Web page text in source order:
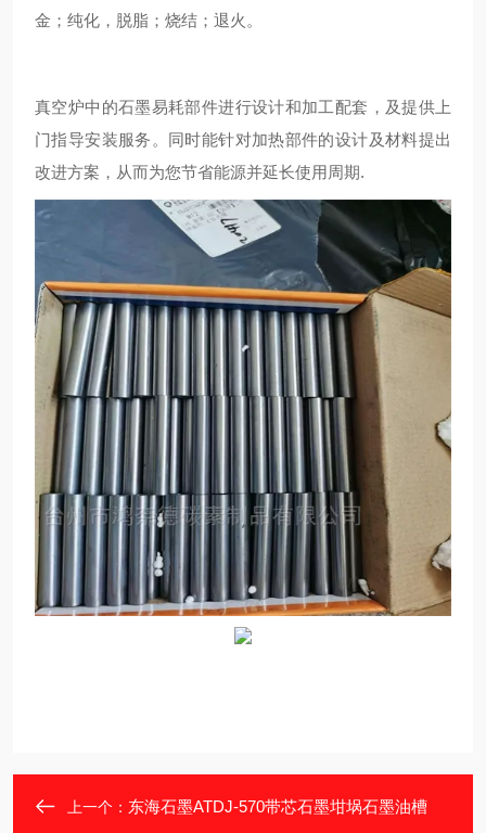
金；纯化，脱脂；烧结；退火。
真空炉中的石墨易耗部件进行设计和加工配套，及提供上
门指导安装服务。同时能针对加热部件的设计及材料提出
改进方案，从而为您节省能源并延长使用周期.
上一个： 东海石墨ATDJ-570带芯石墨坩埚石墨油槽